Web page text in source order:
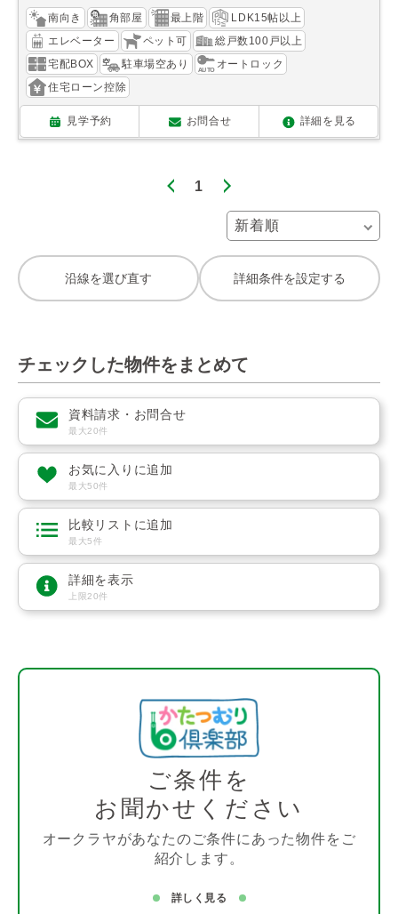
南向き 角部屋 最上階
LDK15帖以上
エレベーター
ペット可
総戸数100戸以上
宅配BOX
駐車場空あり
オートロック
住宅ローン控除
見学予約 お問合せ 詳細を見る
1
沿線を選び直す 詳細条件を設定する
チェックした物件をまとめて
資料請求・お問合せ
最大20件
お気に入りに追加
最大50件
比較リストに追加
最大5件
詳細を表示
上限20件
ご条件を
お聞かせください
オークラヤがあなたのご条件にあった物件をご
紹介します。
詳しく見る